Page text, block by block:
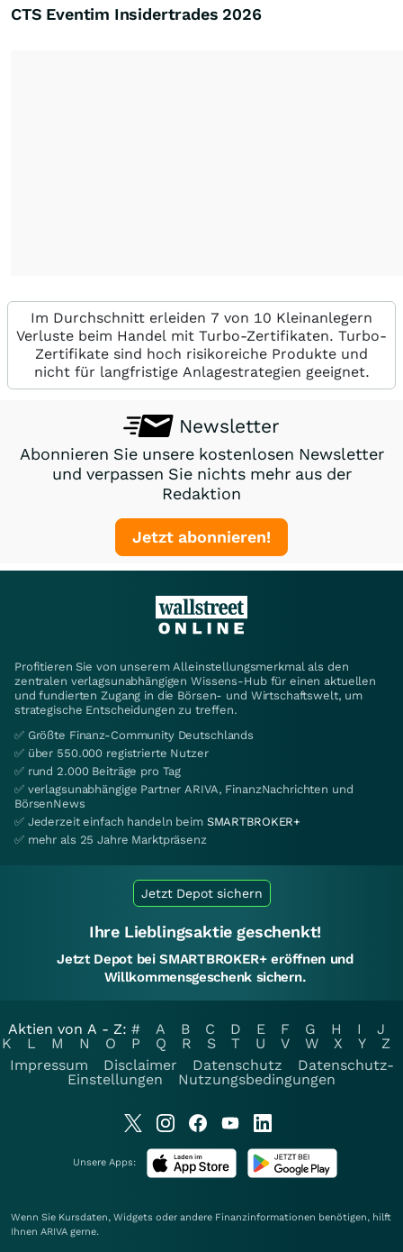
CTS Eventim Insidertrades 2026
Im Durchschnitt erleiden 7 von 10 Kleinanlegern
Verluste beim Handel mit Turbo-Zertifikaten. Turbo-
Zertifikate sind hoch risikoreiche Produkte und
nicht für langfristige Anlagestrategien geeignet.
Newsletter
Abonnieren Sie unsere kostenlosen Newsletter
und verpassen Sie nichts mehr aus der
Redaktion
Jetzt abonnieren!
Profitieren Sie von unserem Alleinstellungsmerkmal als den
zentralen verlagsunabhängigen Wissens-Hub für einen aktuellen
und fundierten Zugang in die Börsen- und Wirtschaftswelt, um
strategische Entscheidungen zu treffen.
✅ Größte Finanz-Community Deutschlands
✅ über 550.000 registrierte Nutzer
✅ rund 2.000 Beiträge pro Tag
✅ verlagsunabhängige Partner ARIVA, FinanzNachrichten und
BörsenNews
✅ Jederzeit einfach handeln beim SMARTBROKER+
✅ mehr als 25 Jahre Marktpräsenz
Jetzt Depot sichern
Ihre Lieblingsaktie geschenkt!
Jetzt Depot bei SMARTBROKER+ eröffnen und
Willkommensgeschenk sichern.
Aktien von A - Z: # A B C D E F G H I
J
K
L M N O P Q R S T U V W X Y
Z
Impressum
Disclaimer Datenschutz
Datenschutz-
Einstellungen
Nutzungsbedingungen
Unsere Apps:
Wenn Sie Kursdaten, Widgets oder andere Finanzinformationen benötigen, hilft
Ihnen ARIVA gerne.